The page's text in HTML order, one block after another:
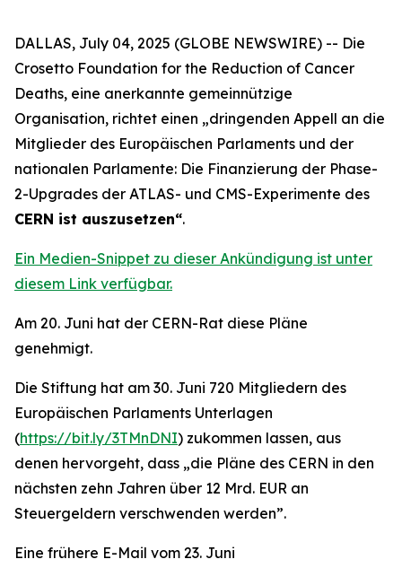
DALLAS, July 04, 2025 (GLOBE NEWSWIRE) -- Die
Crosetto Foundation for the Reduction of Cancer
Deaths, eine anerkannte gemeinnützige
Organisation, richtet einen „dringenden Appell an die
Mitglieder des Europäischen Parlaments und der
nationalen Parlamente: Die Finanzierung der Phase-
2-Upgrades der ATLAS- und CMS-Experimente des
CERN ist auszusetzen“.
Ein Medien-Snippet zu dieser Ankündigung ist unter
diesem Link verfügbar.
Am 20. Juni hat der CERN-Rat diese Pläne
genehmigt.
Die Stiftung hat am 30. Juni 720 Mitgliedern des
Europäischen Parlaments Unterlagen
(https://bit.ly/3TMnDNI) zukommen lassen, aus
denen hervorgeht, dass „die Pläne des CERN in den
nächsten zehn Jahren über 12 Mrd. EUR an
Steuergeldern verschwenden werden”.
Eine frühere E-Mail vom 23. Juni